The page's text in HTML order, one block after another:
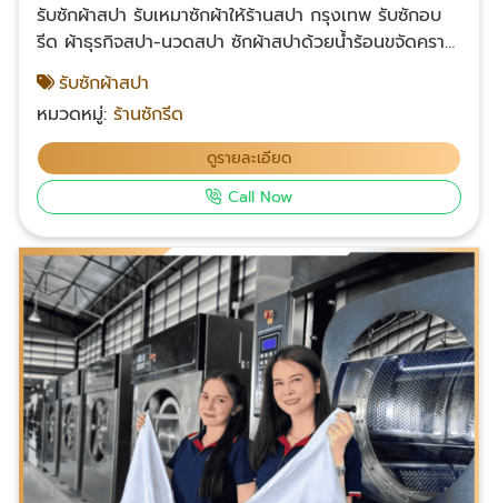
รับซักผ้าสปา รับเหมาซักผ้าให้ร้านสปา กรุงเทพ รับซักอบ
รีด ผ้าธุรกิจสปา-นวดสปา ซักผ้าสปาด้วยน้ำร้อนขจัดคราบ
น้ำมันนวด ขจัดไขมัน-ยาหม่อง พร้อมฆ่าเชื้อให้ผ้าทุกชิ้น
สะอาดพร้อมใช้ ซักผ้าเช็ดตัวสปา ผ้าปิดตัวเวลานวด ซักผ้า
ขนหนูร้านนวดน้ำมัน ซักผ้าเช็ดผม ผ้าห่อเท้าตอนนวด ซัก
ผ้าปูเตียงสปา ซักผ้าให้ร้านสปาแบบครบวงจร ส่งซักเยอะ
ได้ราคาเหมาะ ผ้าสะอาด ฆ่าเชื้อให้ด้วย ติดต่อเรา โทร :
083-049-6819 Facebook คลิก
รับซักผ้าสปา
หมวดหมู่:ร้านซักรีด
ดูรายละเอียด
Call Now